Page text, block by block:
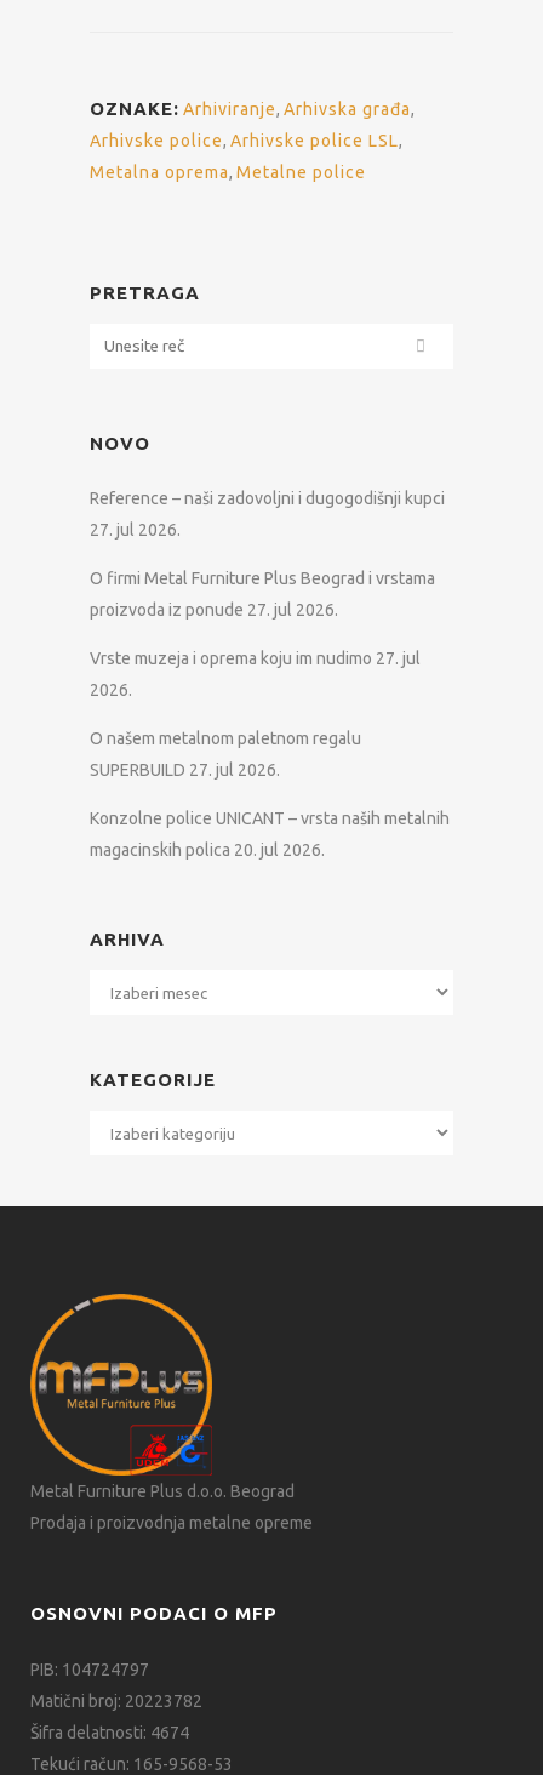
OZNAKE: Arhiviranje, Arhivska građa,
Arhivske police, Arhivske police LSL,
Metalna oprema, Metalne police
PRETRAGA
NOVO
Reference – naši zadovoljni i dugogodišnji kupci
27. jul 2026.
O firmi Metal Furniture Plus Beograd i vrstama
proizvoda iz ponude 27. jul 2026.
Vrste muzeja i oprema koju im nudimo 27. jul
2026.
O našem metalnom paletnom regalu
SUPERBUILD 27. jul 2026.
Konzolne police UNICANT – vrsta naših metalnih
magacinskih polica 20. jul 2026.
ARHIVA
Arhiva
KATEGORIJE
Kategorije
Metal Furniture Plus d.o.o. Beograd
Prodaja i proizvodnja metalne opreme
OSNOVNI PODACI O MFP
PIB: 104724797
Matični broj: 20223782
Šifra delatnosti: 4674
Tekući račun: 165-9568-53